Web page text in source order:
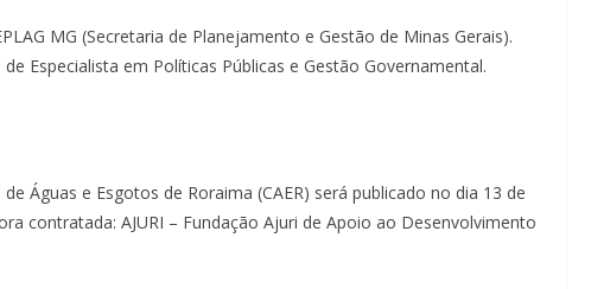
MG (Secretaria de Planejamento e Gestão de Minas Gerais).
Especialista em Políticas Públicas e Gestão Governamental.
Águas e Esgotos de Roraima (CAER) será publicado no dia 13 de
contratada: AJURI – Fundação Ajuri de Apoio ao Desenvolvimento